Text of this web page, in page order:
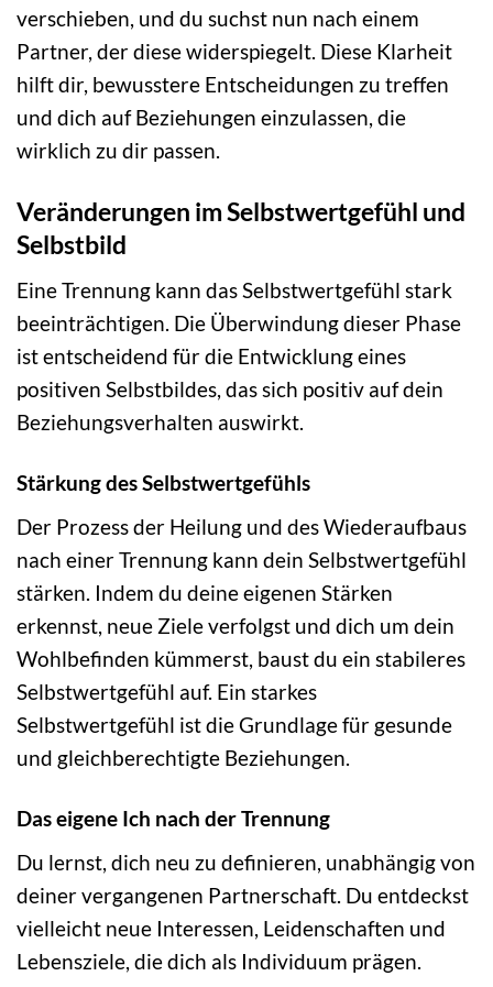
verschieben, und du suchst nun nach einem
Partner, der diese widerspiegelt. Diese Klarheit
hilft dir, bewusstere Entscheidungen zu treffen
und dich auf Beziehungen einzulassen, die
wirklich zu dir passen.
Veränderungen im Selbstwertgefühl und
Selbstbild
Eine Trennung kann das Selbstwertgefühl stark
beeinträchtigen. Die Überwindung dieser Phase
ist entscheidend für die Entwicklung eines
positiven Selbstbildes, das sich positiv auf dein
Beziehungsverhalten auswirkt.
Stärkung des Selbstwertgefühls
Der Prozess der Heilung und des Wiederaufbaus
nach einer Trennung kann dein Selbstwertgefühl
stärken. Indem du deine eigenen Stärken
erkennst, neue Ziele verfolgst und dich um dein
Wohlbefinden kümmerst, baust du ein stabileres
Selbstwertgefühl auf. Ein starkes
Selbstwertgefühl ist die Grundlage für gesunde
und gleichberechtigte Beziehungen.
Das eigene Ich nach der Trennung
Du lernst, dich neu zu definieren, unabhängig von
deiner vergangenen Partnerschaft. Du entdeckst
vielleicht neue Interessen, Leidenschaften und
Lebensziele, die dich als Individuum prägen.